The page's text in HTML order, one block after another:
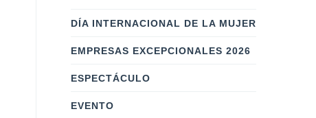
DÍA INTERNACIONAL DE LA MUJER
EMPRESAS EXCEPCIONALES 2026
ESPECTÁCULO
EVENTO